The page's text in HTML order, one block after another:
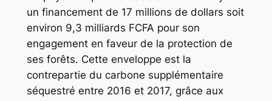
un financement de 17 millions de dollars soit
environ 9,3 milliards FCFA pour son
engagement en faveur de la protection de
ses forêts. Cette enveloppe est la
contrepartie du carbone supplémentaire
séquestré entre 2016 et 2017, grâce aux